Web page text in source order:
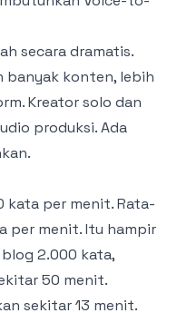
secara dramatis.
banyak konten, lebih
Kreator solo dan
produksi. Ada
kata per menit. Rata-
per menit. Itu hampir
2.000 kata,
50 menit.
sekitar 13 menit.